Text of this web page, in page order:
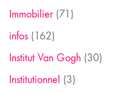
Immobilier(71)
infos (162)
Institut Van Gogh (30)
Institutionnel (3)